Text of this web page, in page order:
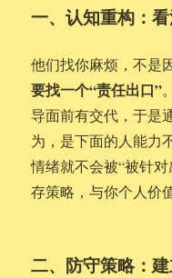
一、认知重构：
他们找你麻烦，不是
要找一个“责任出口”
导面前有交代，于是
为，是下面的人能力
情绪就不会被“被针
存策略，与你个人价
二、防守策略：